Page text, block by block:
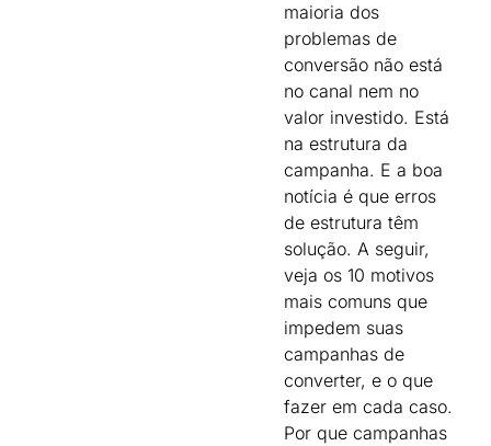
maioria dos
problemas de
conversão não está
no canal nem no
valor investido. Está
na estrutura da
campanha. E a boa
notícia é que erros
de estrutura têm
solução. A seguir,
veja os 10 motivos
mais comuns que
impedem suas
campanhas de
converter, e o que
fazer em cada caso.
Por que campanhas